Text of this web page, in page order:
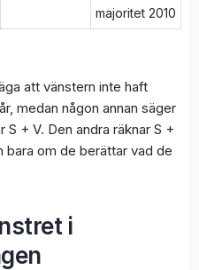
majoritet 2010
att vänstern inte haft
medan någon annan säger
S + V. Den andra räknar S +
bara om de berättar vad de
i